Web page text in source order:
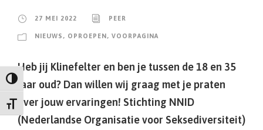
Keuze voor hoog contrast
Kies grootte van het lettertype
27 MEI 2022 PEER
NIEUWS , OPROEPEN, VOORPAGINA
Heb jij Klinefelter en ben je tussen de 18 en 35
jaar oud? Dan willen wij graag met je praten
over jouw ervaringen! Stichting NNID
(Nederlandse Organisatie voor Seksediversiteit)